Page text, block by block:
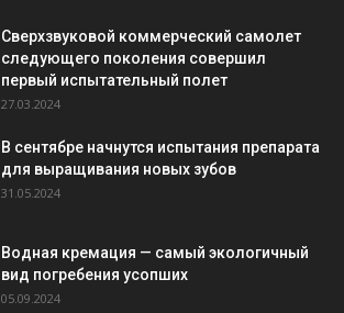
Сверхзвуковой коммерческий самолет
следующего поколения совершил
первый испытательный полет
27.03.2024
В сентябре начнутся испытания препарата
для выращивания новых зубов
31.05.2024
Водная кремация — самый экологичный
вид погребения усопших
05.09.2024